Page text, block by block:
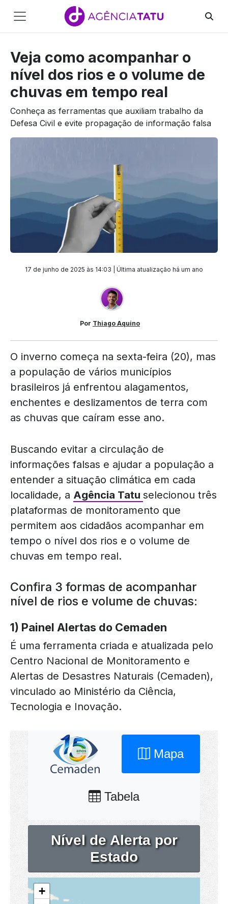
Pular para o conteúdo
Main
Navigation
Veja como acompanhar o
nível dos rios e o volume de
chuvas em tempo real
Conheça as ferramentas que auxiliam trabalho da
Defesa Civil e evite propagação de informação falsa
17 de junho de 2025 às 14:03 | Última atualização há um ano
Por Thiago Aquino
O inverno começa na sexta-feira (20), mas
a população de vários municípios
brasileiros já enfrentou alagamentos,
enchentes e deslizamentos de terra com
as chuvas que caíram esse ano.
Buscando evitar a circulação de
informações falsas e ajudar a população a
entender a situação climática em cada
localidade, a Agência Tatu selecionou três
plataformas de monitoramento que
permitem aos cidadãos acompanhar em
tempo o nível dos rios e o volume de
chuvas em tempo real.
Confira 3 formas de acompanhar
nível de rios e volume de chuvas:
1) Painel Alertas do Cemaden
É uma ferramenta criada e atualizada pelo
Centro Nacional de Monitoramento e
Alertas de Desastres Naturais (Cemaden),
vinculado ao Ministério da Ciência,
Tecnologia e Inovação.